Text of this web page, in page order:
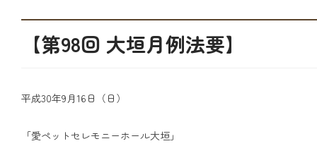
【第98回 大垣月例法要】
平成30年9月16日（日）
「愛ペットセレモニーホール大垣」